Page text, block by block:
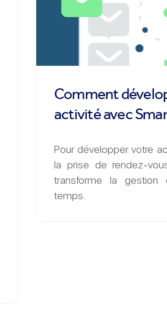
Comment
activité avec
Pour développer votre
la prise de rendez-
transforme la
temps.